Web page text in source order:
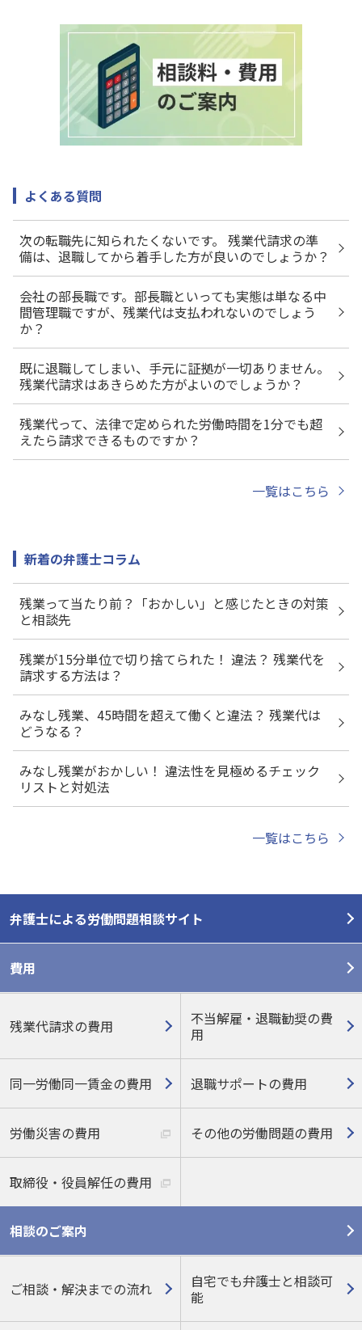
よくある質問
次の転職先に知られたくないです。 残業代請求の準
備は、退職してから着手した方が良いのでしょうか？
会社の部長職です。部長職といっても実態は単なる中
間管理職ですが、残業代は支払われないのでしょう
か？
既に退職してしまい、手元に証拠が一切ありません。
残業代請求はあきらめた方がよいのでしょうか？
残業代って、法律で定められた労働時間を1分でも超
えたら請求できるものですか？
一覧はこちら
新着の弁護士コラム
残業って当たり前？「おかしい」と感じたときの対策
と相談先
残業が15分単位で切り捨てられた！ 違法？ 残業代を
請求する方法は？
みなし残業、45時間を超えて働くと違法？ 残業代は
どうなる？
みなし残業がおかしい！ 違法性を見極めるチェック
リストと対処法
一覧はこちら
弁護士による労働問題相談サイト
費用
残業代請求の費用
不当解雇・退職勧奨の費
用
同一労働同一賃金の費用 退職サポートの費用
労働災害の費用 その他の労働問題の費用
取締役・役員解任の費用
相談のご案内
ご相談・解決までの流れ
自宅でも弁護士と相談可
能